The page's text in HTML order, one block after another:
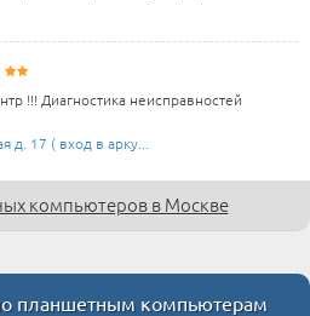
!!! Диагностика неисправностей
д. 17 ( вход в арку...
компьютеров в Москве
планшетным компьютерам